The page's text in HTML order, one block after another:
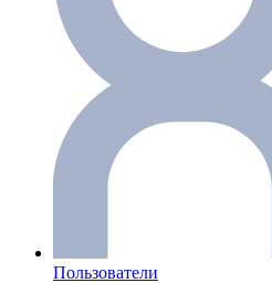
Пользователи